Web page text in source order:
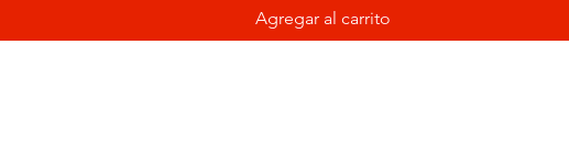
Agregar al carrito